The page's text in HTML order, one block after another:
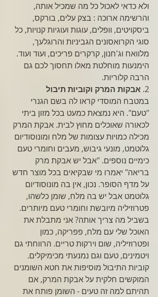
ולא כדאי לאכול כל מה שמכיל אותה,
והרשימה ארוכה : בצק עלים, בורקס,
ביסקויטים, וופלים, עוגות ועוגיות קנויות, כל
סוגי הקרואסונים הגביניות והרוגלעך,
מלוואח וג'חנון, קרקרים פריכים, ועוד ועוד.
הימנעות מוחלטת מאלו תחסוך לכם גם
הרבה קלוריות.
2. אבקות המרק וקוביות תיבול
במטבח המוסדי קראו לה בשם הגנרי
"טעם". היא נמצאת כמעט בכל מזון ביתי
לכאורה שאוכלים מחוץ לבית. אבקת המרק
מכילה כמויות עצומות של מלח ומונוסודיום
גלוטמט, מונעי גיבוש, מעבים וחומרי טעם
כימיים נוספים. "אבל יש אבקת מרק
בריאה" יאמרו מי שבקיאים בכל מוצר חדש
על מדף הסופר. נכון, אין בה מונוסודיום
גלוטמט אבל יש בה מלח, שומן כלשהו,
פטרוזיליה מיובשת וחומרי טעם מיותרים.
בשביל מה צריך אותה? אני מתבלת את
האוכל שלי עם מלח, פפריקה, כמון
ופטרוזיליה, שום וירקות טריים. הרווחתי גם
ויטמינים, טעם וגם נמנעתי מכימיקלים.
קוביות התיבול מוסיפות את חטא השומנים
המוקשים חלקית על אבקת המרק, אם
תהיתם למה זה טעים - השומן פותח את